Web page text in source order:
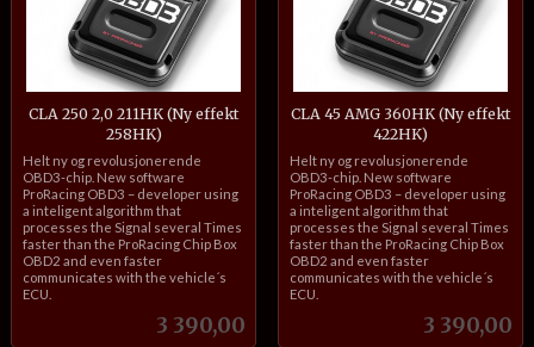
CLA 250 2,0 211HK (Ny effekt
258HK)
Pris
3 390,00
inkl.
mva.
Helt ny og revolusjonerende
OBD3-chip. New software
ProRacing OBD3 – developer using
a inteligent algorithm that
processes the Signal several Times
faster than the ProRacing Chip Box
OBD2 and even faster
communicates with the vehicle´s
ECU.
CLA 45 AMG 360HK (Ny effekt
422HK)
Pris
3 390,00
inkl.
mva.
Helt ny og revolusjonerende
OBD3-chip. New software
ProRacing OBD3 – developer using
a inteligent algorithm that
processes the Signal several Times
faster than the ProRacing Chip Box
OBD2 and even faster
communicates with the vehicle´s
ECU.